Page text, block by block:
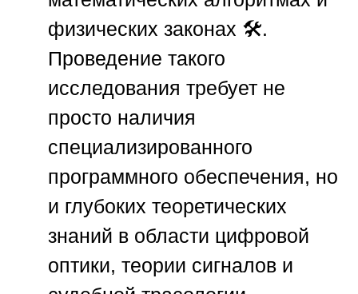
физических законах 🛠️.
Проведение такого
исследования требует не
просто наличия
специализированного
программного обеспечения, но
и глубоких теоретических
знаний в области цифровой
оптики, теории сигналов и